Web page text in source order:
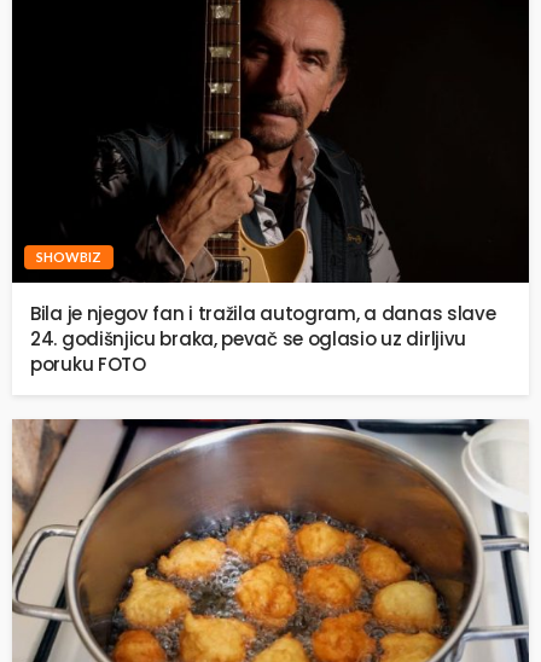
SHOWBIZ
Bila je njegov fan i tražila autogram, a danas slave
24. godišnjicu braka, pevač se oglasio uz dirljivu
poruku FOTO